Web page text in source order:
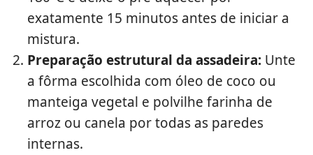
exatamente 15 minutos antes de iniciar a
mistura.
Preparação estrutural da assadeira: Unte
a fôrma escolhida com óleo de coco ou
manteiga vegetal e polvilhe farinha de
arroz ou canela por todas as paredes
internas.